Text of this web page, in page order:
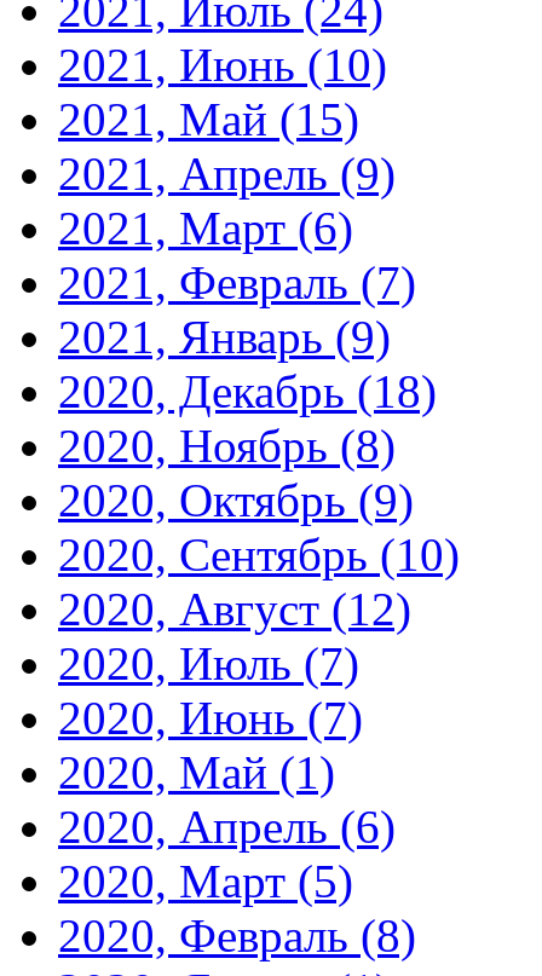
2021, Июнь (10)
2021, Май (15)
2021, Апрель (9)
2021, Март (6)
2021, Февраль (7)
2021, Январь (9)
2020, Декабрь (18)
2020, Ноябрь (8)
2020, Октябрь (9)
2020, Сентябрь (10)
2020, Август (12)
2020, Июль (7)
2020, Июнь (7)
2020, Май (1)
2020, Апрель (6)
2020, Март (5)
2020, Февраль (8)